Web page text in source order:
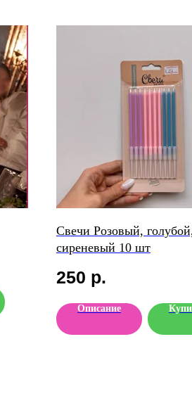
Свечи Розовый, голубой,
сиреневый 10 шт
250 р.
Описание